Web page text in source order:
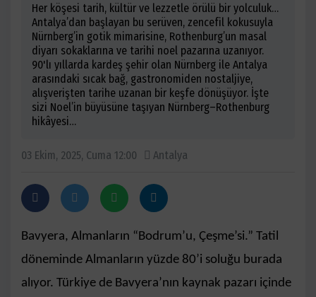
Her köşesi tarih, kültür ve lezzetle örülü bir yolculuk…
Antalya’dan başlayan bu serüven, zencefil kokusuyla
Nürnberg’in gotik mimarisine, Rothenburg’un masal
diyarı sokaklarına ve tarihi noel pazarına uzanıyor.
90'lı yıllarda kardeş şehir olan Nürnberg ile Antalya
arasındaki sıcak bağ, gastronomiden nostaljiye,
alışverişten tarihe uzanan bir keşfe dönüşüyor. İşte
sizi Noel’in büyüsüne taşıyan Nürnberg–Rothenburg
hikâyesi…
03 Ekim, 2025, Cuma 12:00 Antalya
Bavyera, Almanların “Bodrum’u, Çeşme’si.” Tatil
döneminde Almanların yüzde 80’i soluğu burada
alıyor. Türkiye de Bavyera’nın kaynak pazarı içinde